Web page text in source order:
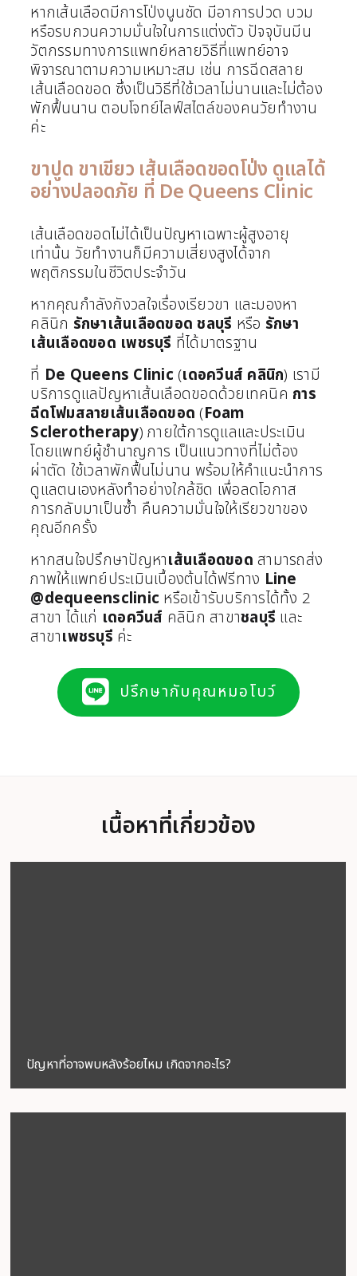
หากเส้นเลือดมีการโป่งนูนชัด มีอาการปวด บวม
หรือรบกวนความมั่นใจในการแต่งตัว ปัจจุบันมีน
วัตกรรมทางการแพทย์หลายวิธีที่แพทย์อาจ
พิจารณาตามความเหมาะสม เช่น การฉีดสลาย
เส้นเลือดขอด ซึ่งเป็นวิธีที่ใช้เวลาไม่นานและไม่ต้อง
พักฟื้นนาน ตอบโจทย์ไลฟ์สไตล์ของคนวัยทำงาน
ค่ะ
ขาปูด ขาเขียว เส้นเลือดขอดโป่ง ดูแลได้
อย่างปลอดภัย ที่ De Queens Clinic
เส้นเลือดขอดไม่ได้เป็นปัญหาเฉพาะผู้สูงอายุ
เท่านั้น วัยทำงานก็มีความเสี่ยงสูงได้จาก
พฤติกรรมในชีวิตประจำวัน
หากคุณกำลังกังวลใจเรื่องเรียวขา และมองหา
คลินิก รักษาเส้นเลือดขอด ชลบุรี หรือ รักษา
เส้นเลือดขอด เพชรบุรี ที่ได้มาตรฐาน
ที่ De Queens Clinic (เดอควีนส์ คลินิก) เรามี
บริการดูแลปัญหาเส้นเลือดขอดด้วยเทคนิค การ
ฉีดโฟมสลายเส้นเลือดขอด (Foam
Sclerotherapy) ภายใต้การดูแลและประเมิน
โดยแพทย์ผู้ชำนาญการ เป็นแนวทางที่ไม่ต้อง
ผ่าตัด ใช้เวลาพักฟื้นไม่นาน พร้อมให้คำแนะนำการ
ดูแลตนเองหลังทำอย่างใกล้ชิด เพื่อลดโอกาส
การกลับมาเป็นซ้ำ คืนความมั่นใจให้เรียวขาของ
คุณอีกครั้ง
หากสนใจปรึกษาปัญหาเส้นเลือดขอด สามารถส่ง
ภาพให้แพทย์ประเมินเบื้องต้นได้ฟรีทาง Line
@dequeensclinic หรือเข้ารับบริการได้ทั้ง 2
สาขา ได้แก่ เดอควีนส์ คลินิก สาขาชลบุรี และ
สาขาเพชรบุรี ค่ะ
ปรึกษากับคุณหมอโบว์
เนื้อหาที่เกี่ยวข้อง
ปัญหาที่อาจพบหลังร้อยไหม เกิดจากอะไร?